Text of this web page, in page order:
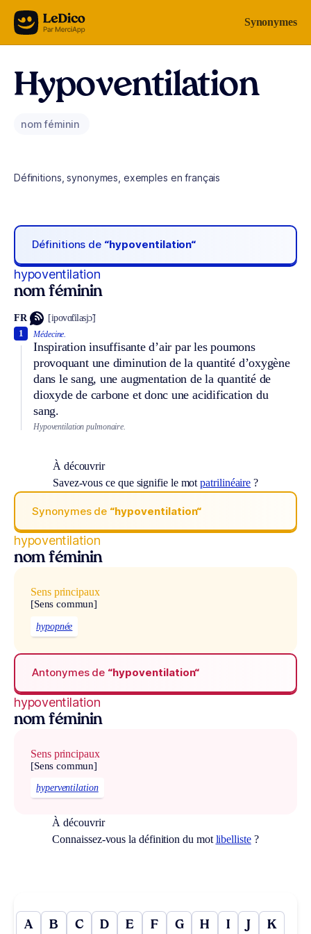
Aller au contenu Synonymes
Hypoventilation
nom féminin
Définitions, synonymes, exemples en français
Définitions de “hypoventilation“
hypoventilation
nom féminin
FR [ipovɑ̃tilasjɔ̃]
Médecine.
Inspiration insuffisante d’air par les poumons
provoquant une diminution de la quantité d’oxygène
dans le sang, une augmentation de la quantité de
dioxyde de carbone et donc une acidification du
sang.
1
Hypoventilation pulmonaire.
À découvrir
Savez-vous ce que signifie le motpatrilinéaire ?
Synonymes de “hypoventilation“
hypoventilation
nom féminin
Sens principaux
[Sens commun]
hypopnée
Antonymes de “hypoventilation“
hypoventilation
nom féminin
Sens principaux
[Sens commun]
hyperventilation
À découvrir
Connaissez-vous la définition du mot libelliste?
A B C D E F G H I J K